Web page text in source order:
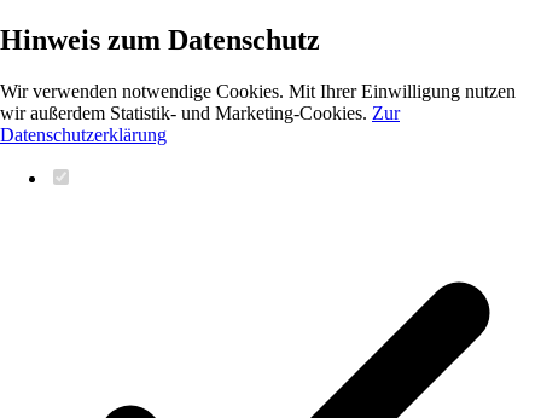
Hinweis zum Datenschutz
Wir verwenden notwendige Cookies. Mit Ihrer Einwilligung nutzen
wir außerdem Statistik- und Marketing-Cookies. Zur
Datenschutzerklärung